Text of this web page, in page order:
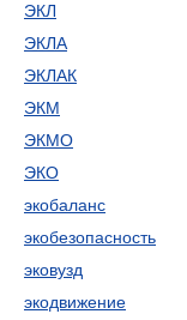
ЭКЛ
ЭКЛА
ЭКЛАК
ЭКМ
ЭКМО
ЭКО
экобаланс
экобезопасность
эковузд
экодвижение